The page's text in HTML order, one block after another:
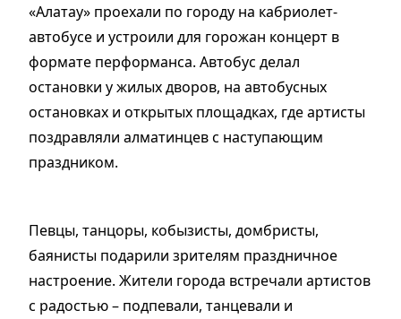
«Алатау» проехали по городу на кабриолет-
автобусе и устроили для горожан концерт в
формате перформанса. Автобус делал
остановки у жилых дворов, на автобусных
остановках и открытых площадках, где артисты
поздравляли алматинцев с наступающим
праздником.
Певцы, танцоры, кобызисты, домбристы,
баянисты подарили зрителям праздничное
настроение. Жители города встречали артистов
с радостью – подпевали, танцевали и